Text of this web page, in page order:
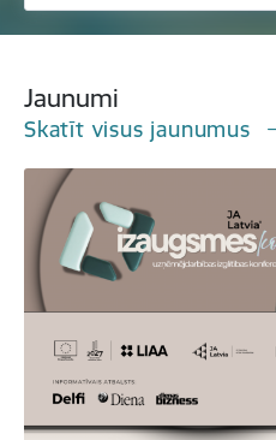
Jaunumi
Skatīt visus jaunumus